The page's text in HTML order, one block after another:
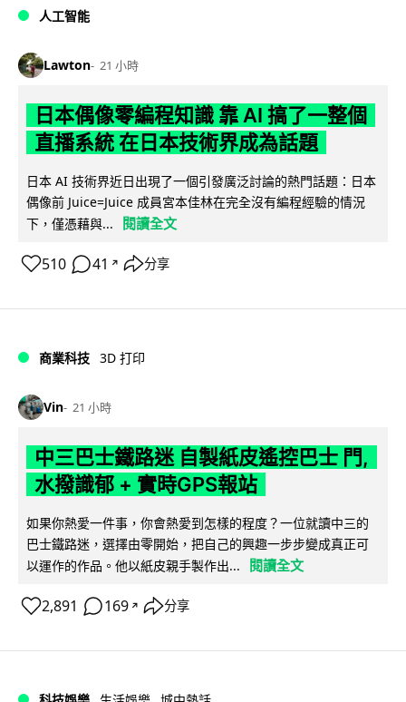
人工智能
Lawton 21 小時
日本偶像零編程知識 靠 AI 搞了一整個
直播系統 在日本技術界成為話題
日本 AI 技術界近日出現了一個引發廣泛討論的熱門話題：日本
偶像前 Juice=Juice 成員宮本佳林在完全沒有編程經驗的情況
下，僅憑藉與...
閱讀全文
510 41 ↗ 分享
商業科技 3D 打印
Vin 21 小時
中三巴士鐵路迷 自製紙皮遙控巴士 門,
水撥識郁 + 實時GPS報站
如果你熱愛一件事，你會熱愛到怎樣的程度？一位就讀中三的
巴士鐵路迷，選擇由零開始，把自己的興趣一步步變成真正可
以運作的作品。他以紙皮親手製作出...
閱讀全文
2,891 169 ↗ 分享